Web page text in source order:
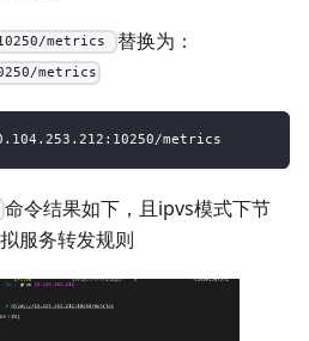
metrics 替换为：
metrics
metrics
命令结果如下，且ipvs模式下节
服务转发规则